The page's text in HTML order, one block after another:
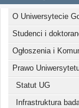
O Uniwersytecie
Studenci i
Ogłoszenia i
Prawo
Statut UG
Infrastruktura